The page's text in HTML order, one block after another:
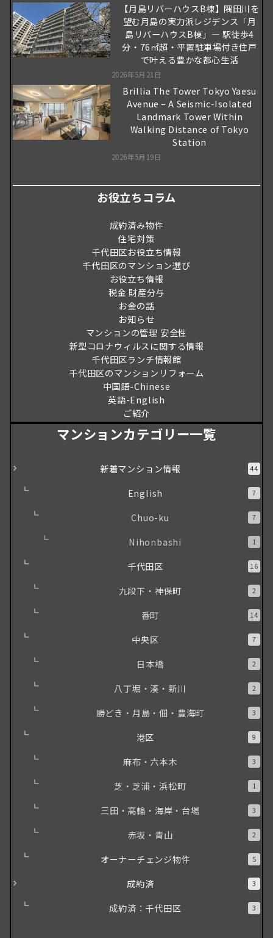
【月島リバーハウスB棟】隅田川を
望む月島の実力派レジデンス「月
島リバーハウスB棟」― 駅徒歩4
分・76㎡超・平置駐車場付き住戸
で叶える豊かな都心生活
2026年5月21日
Brillia The Tower Tokyo Yaesu
Avenue – A Seismic-Isolated
Landmark Tower Within
Walking Distance of Tokyo
Station
2026年5月19日
お役立ちコラム
成約済み物件
住宅対策
千代田区お役立ち情報
千代田区のマンション選び
お役立ち情報
税金 財産分与
お金の話
お知らせ
マンションの管理 安全性
新型コロナウィルスに関する情報
千代田区ランチ情報館
千代田区のマンションリフォーム
中国語-Chinese
英語-English
ご紹介
マンションカテゴリー一覧
新着マンション情報 44
English 7
Chuo-ku 7
Nihonbashi 1
千代田区 16
九段下・神保町 2
番町 14
中央区 7
日本橋 2
八丁堀・湊・新川 2
勝どき・月島・佃・豊海町 3
港区 9
麻布・六本木 3
芝・芝浦・浜松町 1
三田・高輪・海岸・台場 3
赤坂・青山 2
オーナーチェンジ物件 5
成約済 3
成約済：千代田区 3